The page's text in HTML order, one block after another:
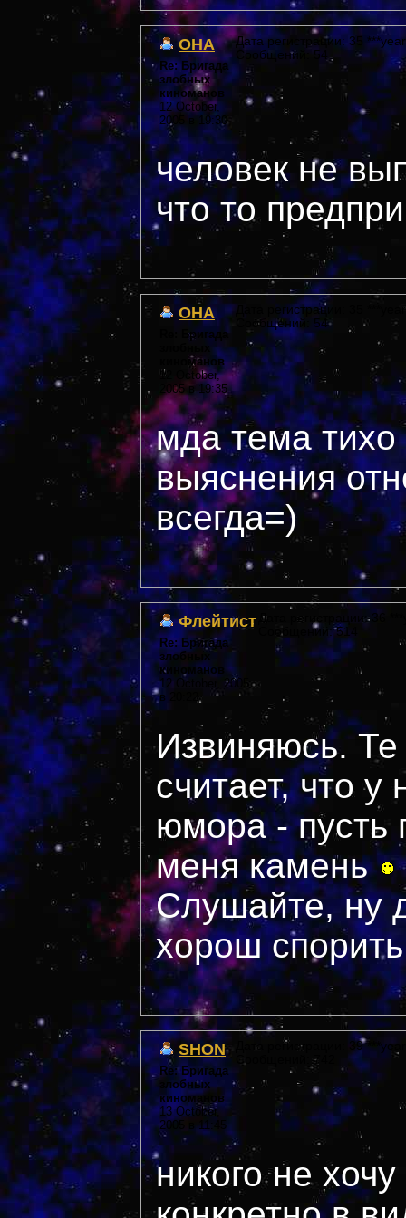
OHA
Re: Бригада
злобных
киноманов
12 October,
2005 в 19:30
Дата регистрации: 35
Сообщений: 54
человек не
что то
OHA
Re: Бригада
злобных
киноманов
12 October,
2005 в 19:35
Дата регистрации: 35
Сообщений: 54
мда тема тихо
выяснения
всегда=)
Флейтист
Re: Бригада
злобных
киноманов
12 October, 2005
в 20:22
Дата регистрации: 36
Сообщений: 514
Извиняюсь.
считает, что у
юмора - пусть
меня камень
Слушайте, ну
хорош
SHON
Re: Бригада
злобных
киноманов
13 October,
2005 в 11:45
Дата регистрации: 39
Сообщений: 742
никого не